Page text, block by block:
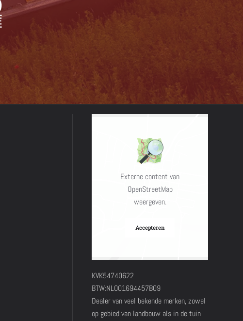
Externe content van
OpenStreetMap
weergeven.
Accepteren
KVK54740622
BTW:NL001694457B09
Dealer van veel bekende merken, zowel
op gebied van landbouw als in de tuin